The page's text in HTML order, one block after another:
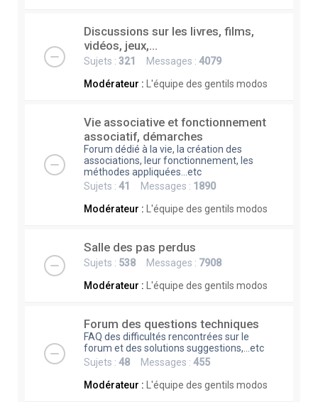
Discussions sur les livres, films,
vidéos, jeux,...
Sujets : 321 Messages : 4079
Modérateur :
L'équipe des gentils modos
Vie associative et fonctionnement
associatif, démarches
Forum dédié à la vie, la création des
associations, leur fonctionnement, les
méthodes appliquées...etc
Sujets : 41 Messages : 1890
Modérateur :
L'équipe des gentils modos
Salle des pas perdus
Sujets : 538 Messages : 7908
Modérateur :
L'équipe des gentils modos
Forum des questions techniques
FAQ des difficultés rencontrées sur le
forum et des solutions suggestions,...etc
Sujets : 48 Messages : 455
Modérateur :
L'équipe des gentils modos